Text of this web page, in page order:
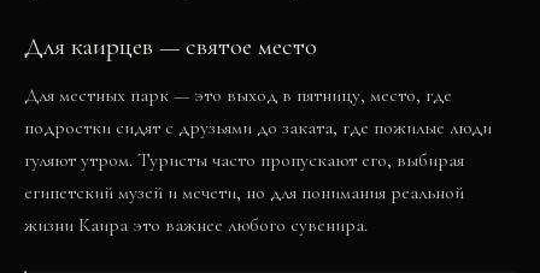
Для каирцев — святое место
Для местных парк — это выход в пятницу, место, где
подростки сидят с друзьями до заката, где пожилые люди
гуляют утром. Туристы часто пропускают его, выбирая
египетский музей и мечети, но для понимания реальной
жизни Каира это важнее любого сувенира.